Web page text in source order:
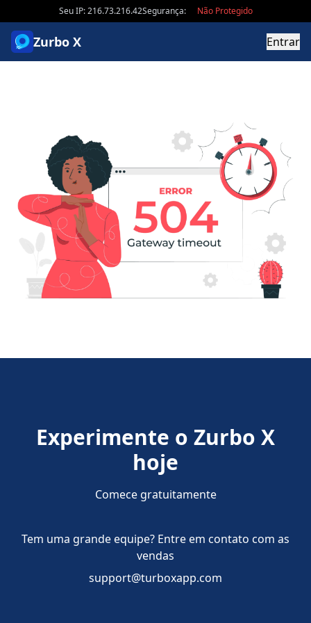
Seu IP: 216.73.216.42Segurança: Não Protegido
Zurbo X Entrar
Experimente o Zurbo X
hoje
Comece gratuitamente
Tem uma grande equipe? Entre em contato com as
vendas
support@turboxapp.com